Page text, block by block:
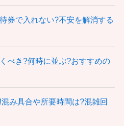
券で入れない?不安を解消する
べき?何時に並ぶ?おすすめの
み具合や所要時間は?混雑回